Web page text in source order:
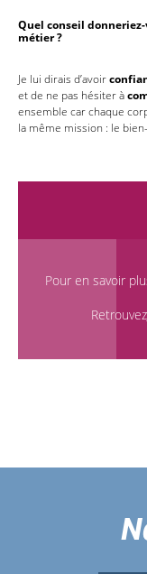
Quel conseil
métier?
Je lui dirais d’avoir
et de ne pas hésiter à
ensemble car chaque
la même mission : le
Pour en savoir
Retrouvez